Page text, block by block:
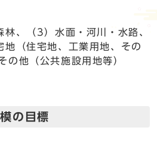
林、（3）水面・河川・水路、
地（住宅地、工業用地、その
の他（公共施設用地等）
の目標